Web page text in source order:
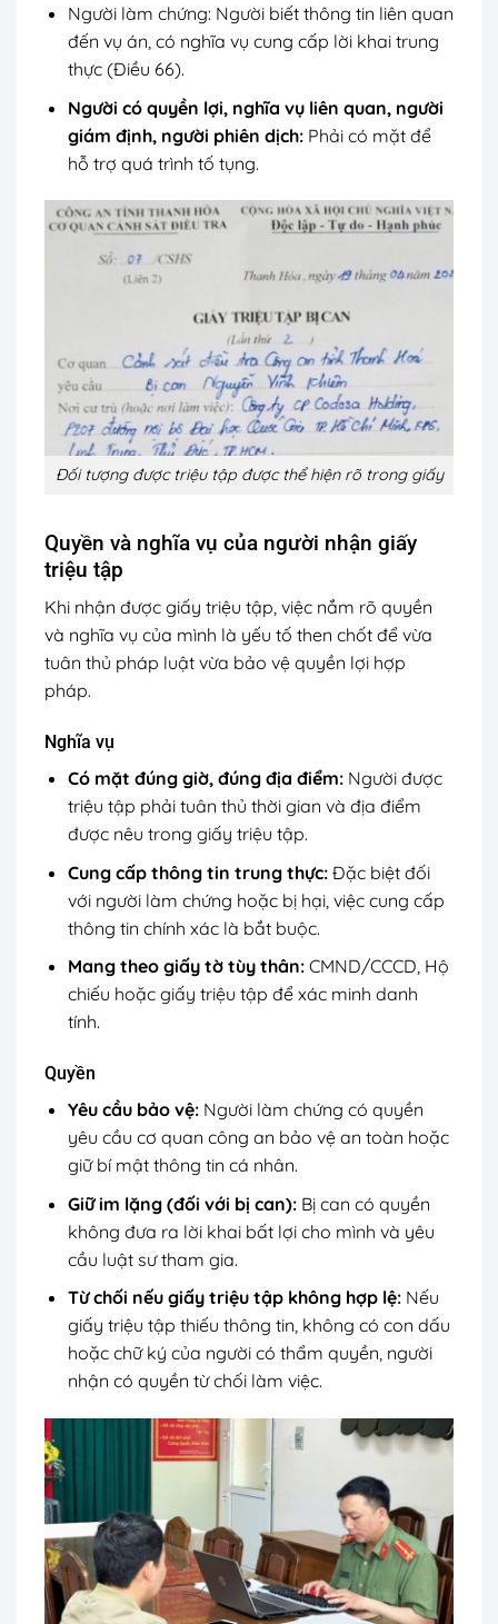
Người làm chứng: Người biết thông tin liên quan
đến vụ án, có nghĩa vụ cung cấp lời khai trung
thực (Điều 66).
Người có quyền lợi, nghĩa vụ liên quan, người
giám định, người phiên dịch: Phải có mặt để
hỗ trợ quá trình tố tụng.
Đối tượng được triệu tập được thể hiện rõ trong giấy
Quyền và nghĩa vụ của người nhận giấy
triệu tập
Khi nhận được giấy triệu tập, việc nắm rõ quyền
và nghĩa vụ của mình là yếu tố then chốt để vừa
tuân thủ pháp luật vừa bảo vệ quyền lợi hợp
pháp.
Nghĩa vụ
Có mặt đúng giờ, đúng địa điểm: Người được
triệu tập phải tuân thủ thời gian và địa điểm
được nêu trong giấy triệu tập.
Cung cấp thông tin trung thực: Đặc biệt đối
với người làm chứng hoặc bị hại, việc cung cấp
thông tin chính xác là bắt buộc.
Mang theo giấy tờ tùy thân: CMND/CCCD, Hộ
chiếu hoặc giấy triệu tập để xác minh danh
tính.
Quyền
Yêu cầu bảo vệ: Người làm chứng có quyền
yêu cầu cơ quan công an bảo vệ an toàn hoặc
giữ bí mật thông tin cá nhân.
Giữ im lặng (đối với bị can):Bị can có quyền
không đưa ra lời khai bất lợi cho mình và yêu
cầu luật sư tham gia.
Từ chối nếu giấy triệu tập không hợp lệ: Nếu
giấy triệu tập thiếu thông tin, không có con dấu
hoặc chữ ký của người có thẩm quyền, người
nhận có quyền từ chối làm việc.